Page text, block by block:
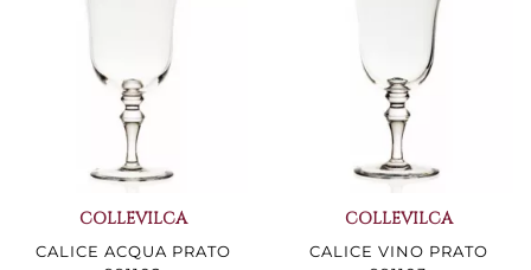
COLLEVILCA
CALICE ACQUA PRATO
COLLEVILCA
CALICE VINO PRATO